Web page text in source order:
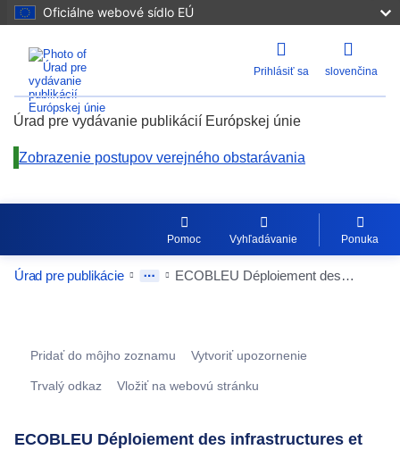
Oficiálne webové sídlo EÚ
Prihlásiť sa slovenčina
Úrad pre vydávanie publikácií Európskej únie
Zobrazenie postupov verejného obstarávania
Pomoc Vyhľadávanie Ponuka
Úrad pre publikácie ECOBLEU Déploiement des infrastructures et des espaces sur le Port de Cavalaire sur Mer
Pridať do môjho zoznamu Vytvoriť upozornenie
Trvalý odkaz Vložiť na webovú stránku
ECOBLEU Déploiement des infrastructures et